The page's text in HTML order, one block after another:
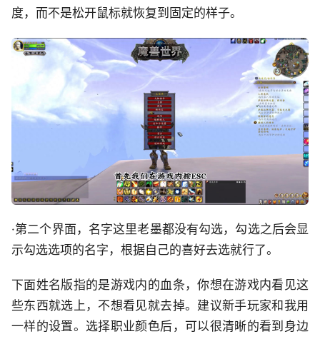
度，而不是松开鼠标就恢复到固定的样子。
·第二个界面，名字这里老墨都没有勾选，勾选之后会显
示勾选选项的名字，根据自己的喜好去选就行了。
下面姓名版指的是游戏内的血条，你想在游戏内看见这
些东西就选上，不想看见就去掉。建议新手玩家和我用
一样的设置。选择职业颜色后，可以很清晰的看到身边